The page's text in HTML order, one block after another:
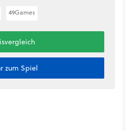
49Games
zum Spiel